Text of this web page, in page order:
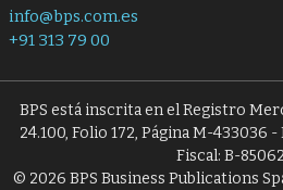
info@bps.com.es
+91 313 79 00
BPS está inscrita en el Registro
24.100, Folio 172, Página M-
Fiscal: B-
© 2026 BPS Business Publications